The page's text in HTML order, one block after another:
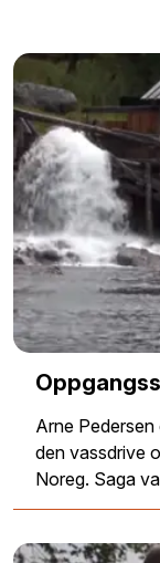
Arne
den vassdrive
Noreg. Saga